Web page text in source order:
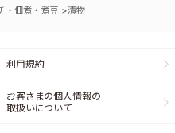
・佃煮・煮豆 >漬物
利用規約
お客さまの個人情報の
取扱いについて